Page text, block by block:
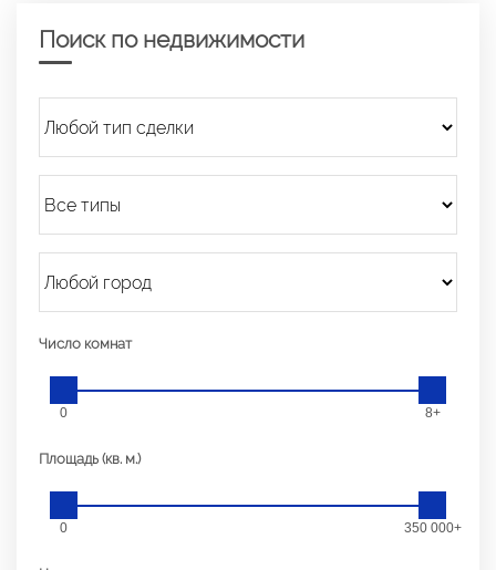
Поиск по недвижимости
Число комнат
0 8+
Площадь (кв. м.)
0 350 000+